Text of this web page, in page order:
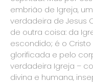
embrião de Igreja,
verdadeira de Jesus
de outra coisa: da
escondido; é o
glorificada e pelo
verdadeira Igreja –
divina e humana,